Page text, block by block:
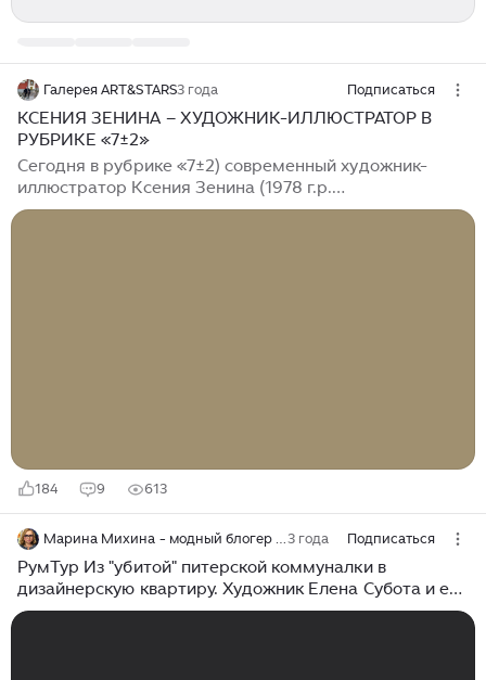
Галерея ART&STARS3 года Подписаться
КСЕНИЯ ЗЕНИНА – ХУДОЖНИК-ИЛЛЮСТРАТОР В
РУБРИКЕ «7±2»
Сегодня в рубрике «7±2) современный художник-
иллюстратор Ксения Зенина (1978 г.р.
Художественное и педагогическое образование она
184 9 613
Марина Михина - модный блогер о стиле без комплексов и табу!3 года Подписаться
РумТур Из "убитой" питерской коммуналки в
дизайнерскую квартиру. Художник Елена Субота и ее
потрясающие работы